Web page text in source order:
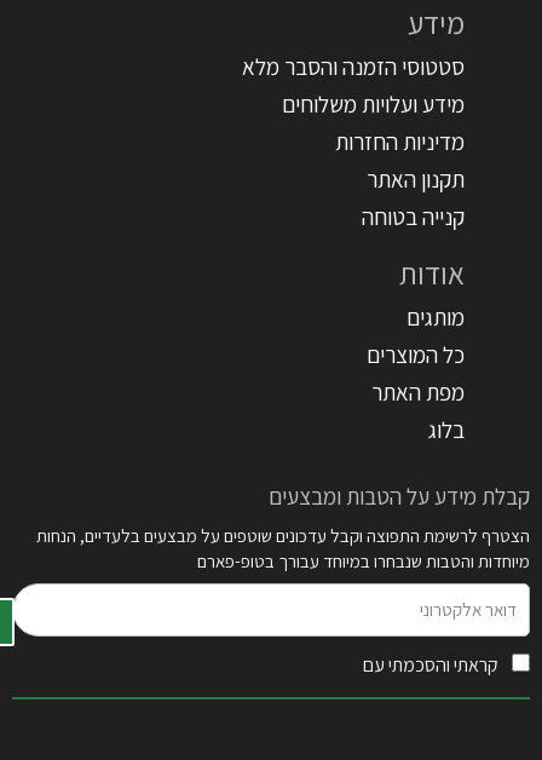
מידע
סטטוסי הזמנה והסבר מלא
מידע ועלויות משלוחים
מדיניות החזרות
תקנון האתר
קנייה בטוחה
אודות
מותגים
כל המוצרים
מפת האתר
בלוג
קבלת מידע על הטבות ומבצעים
הצטרף לרשימת התפוצה וקבל עדכונים שוטפים על מבצעים בלעדיים, הנחות
מיוחדות והטבות שנבחרו במיוחד עבורך בטופ-פארם
אלקטרוני
קראתי והסכמתי עם